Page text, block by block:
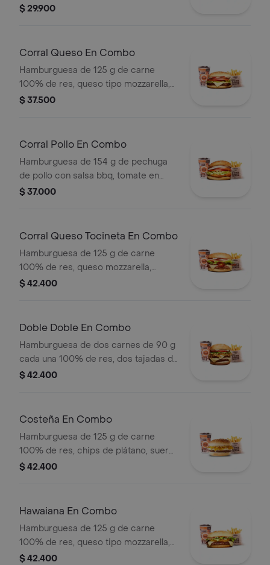
tipo mozzarella, papas callejera, salsa
+ bebida PET
$ 29.900
Corral Queso En Combo
Hamburguesa de 125 g de carne
100% de res, queso tipo mozzarella,
tomate en rodajas, cebolla en rodajas,
$ 37.500
Corral Pollo En Combo
Hamburguesa de 154 g de pechuga
de pollo con salsa bbq, tomate en
rodajas, cebolla en rodajas, lechuga y
$ 37.000
Corral Queso Tocineta En Combo
Hamburguesa de 125 g de carne
100% de res, queso mozzarella,
tocineta, tomate en rodajas, cebolla
bebida
$ 42.400
Doble Doble En Combo
Hamburguesa de dos carnes de 90 g
cada una 100% de res, dos tajadas de
queso tipo mozzarella, cebolla grillé,
cascos) + bebida PET
$ 42.400
Costeña En Combo
Hamburguesa de 125 g de carne
100% de res, chips de plátano, suero,
queso costeño rallado y salsa blanca
$ 42.400
Hawaiana En Combo
Hamburguesa de 125 g de carne
100% de res, queso tipo mozzarella,
piña, lechuga, salsa blanca y salsa de
$ 42.400